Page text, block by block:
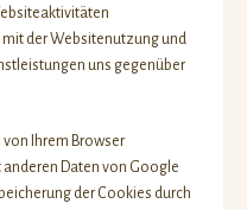
der Websitenutzung und
uns gegenüber
Ihrem Browser
Daten von Google
der Cookies durch